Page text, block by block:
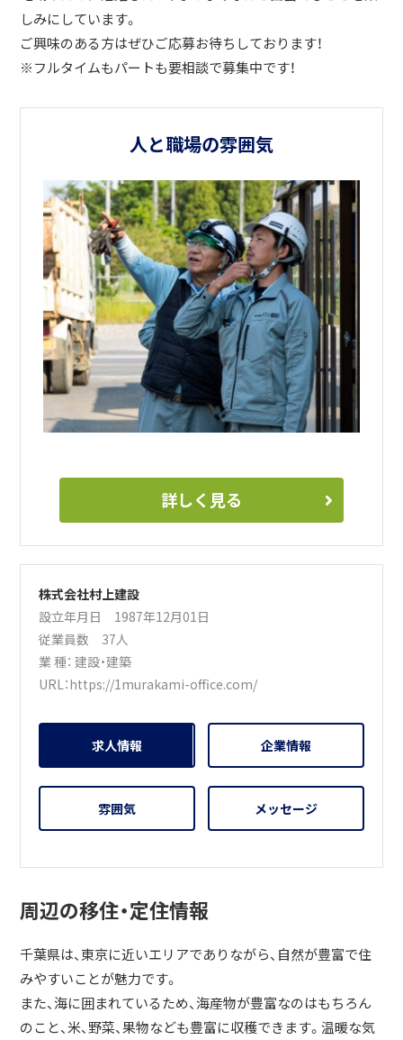
しみにしています。
ご興味のある方はぜひご応募お待ちしております！
※フルタイムもパートも要相談で募集中です！
人と職場の雰囲気
詳しく見る
株式会社村上建設
設立年月日 1987年12月01日
従業員数 37人
業 種：建設・建築
URL：https://1murakami-office.com/
求人情報 企業情報
雰囲気 メッセージ
周辺の移住・定住情報
千葉県は、東京に近いエリアでありながら、自然が豊富で住
みやすいことが魅力です。
また、海に囲まれているため、海産物が豊富なのはもちろん
のこと、米、野菜、果物なども豊富に収穫できます。温暖な気